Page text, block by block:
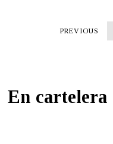
PREVIOUS
En cartelera